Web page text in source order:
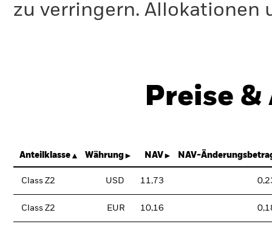
zu verringern. Allokationen
Preise
Anteilklasse Währung NAV NAV-
Class Z2 USD 11,73
Class Z2 EUR 10,16